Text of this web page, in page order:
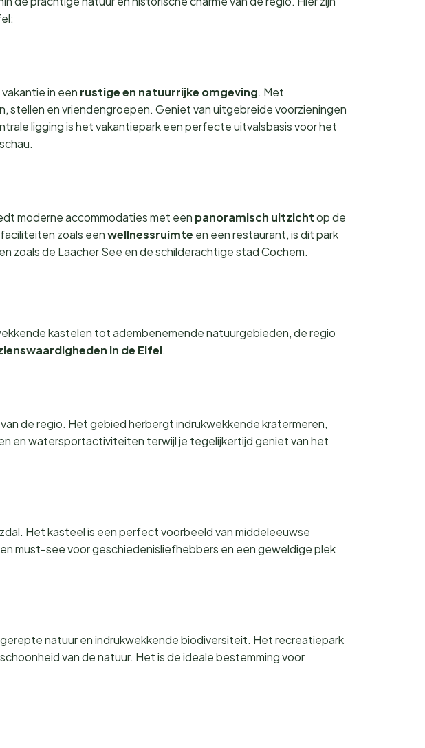
in een rustige en natuurrijke omgeving. Met
stellen en vriendengroepen. Geniet van uitgebreide voorzieningen
ligging is het vakantiepark een perfecte uitvalsbasis voor het
moderne accommodaties met een panoramisch uitzichtop de
zoals eenwellnessruimte en een restaurant, is dit park
zoals de Laacher See en de schilderachtige stad Cochem.
kastelen tot adembenemende natuurgebieden, de regio
in de Eifel.
de regio. Het gebied herbergt indrukwekkende kratermeren,
en watersportactiviteiten terwijl je tegelijkertijd geniet van het
Het kasteel is een perfect voorbeeld van middeleeuwse
must-see voor geschiedenisliefhebbers en een geweldige plek
natuur en indrukwekkende biodiversiteit. Het recreatiepark
van de natuur. Het is de ideale bestemming voor